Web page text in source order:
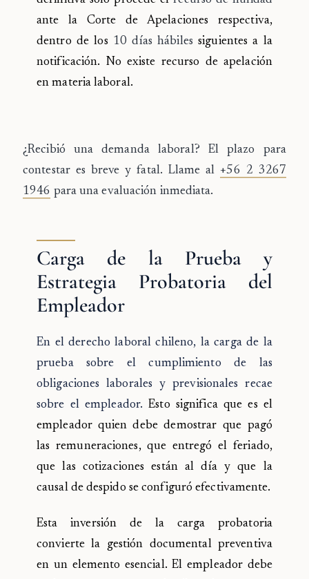
ante la Corte de Apelaciones respectiva,
dentro de los 10 días hábiles siguientes a la
notificación. No existe recurso de apelación
en materia laboral.
¿Recibió una demanda laboral? El plazo para
contestar es breve y fatal. Llame al +56 2 3267
1946 para una evaluación inmediata.
Carga de la Prueba y
Estrategia Probatoria del
Empleador
En el derecho laboral chileno, la carga de la
prueba sobre el cumplimiento de las
obligaciones laborales y previsionales recae
sobre el empleador. Esto significa que es el
empleador quien debe demostrar que pagó
las remuneraciones, que entregó el feriado,
que las cotizaciones están al día y que la
causal de despido se configuró efectivamente.
Esta inversión de la carga probatoria
convierte la gestión documental preventiva
en un elemento esencial. El empleador debe